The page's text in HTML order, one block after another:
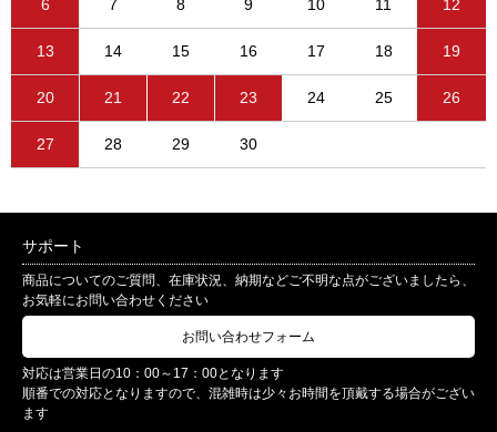
6 7 8 9 10 11 12
13 14 15 16 17 18 19
20 21 22 23 24 25 26
27 28 29 30
サポート
商品についてのご質問、在庫状況、納期などご不明な点がございましたら、
お気軽にお問い合わせください
お問い合わせフォーム
対応は営業日の10：00～17：00となります
順番での対応となりますので、混雑時は少々お時間を頂戴する場合がござい
ます